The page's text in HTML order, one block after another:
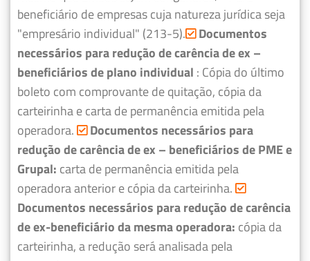
beneficiário de empresas cuja natureza jurídica seja
"empresário individual" (213-5). Documentos
necessários para redução de carência de ex –
beneficiários de plano individual : Cópia do último
boleto com comprovante de quitação, cópia da
carteirinha e carta de permanência emitida pela
operadora.
Documentos necessários para
redução de carência de ex – beneficiários de PME e
Grupal: carta de permanência emitida pela
operadora anterior e cópia da carteirinha.
Documentos necessários para redução de carência
de ex-beneficiário da mesma operadora: cópia da
carteirinha, a redução será analisada pela